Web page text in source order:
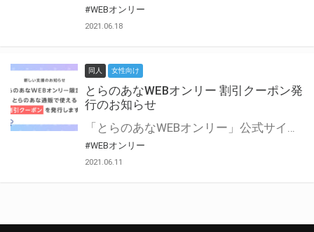
#WEBオンリー
2021.06.18
同人 女性向け
とらのあなWEBオンリー 割引クーポン発
行のお知らせ
「とらのあなWEBオンリー」公式サイトでとらのあな通販の「割引クーポン」を配布中！ イベントごとに開催当日限定で使える割引クーポンのシリアルコードを発行します。 とらのあなWEBオンリーのページをチェックして、イベント当日にお得にお買い物を楽しみましょう♪ ※本キャンペーンは予告なく終了する場合がございます。 とらのあなWEBオンリーサイトはこちら
#WEBオンリー
2021.06.11